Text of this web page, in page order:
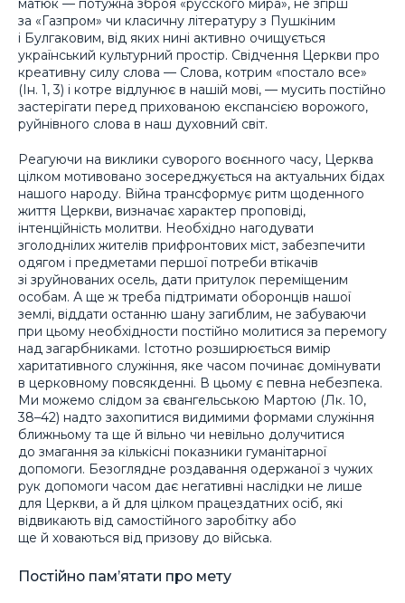
матюк — потужна зброя «русского мира», не згірш
за «Газпром» чи класичну літературу з Пушкіним
і Булгаковим, від яких нині активно очищується
український культурний простір. Свідчення Церкви про
креативну силу слова — Слова, котрим «постало все»
(Ін. 1, 3) і котре відлунює в нашій мові, — мусить постійно
застерігати перед прихованою експансією ворожого,
руйнівного слова в наш духовний світ.
Реагуючи на виклики суворого воєнного часу, Церква
цілком мотивовано зосереджується на актуальних бідах
нашого народу. Війна трансформує ритм щоденного
життя Церкви, визначає характер проповіді,
інтенційність молитви. Необхідно нагодувати
зголоднілих жителів прифронтових міст, забезпечити
одягом і предметами першої потреби втікачів
зі зруйнованих осель, дати притулок переміщеним
особам. А ще ж треба підтримати оборонців нашої
землі, віддати останню шану загиблим, не забуваючи
при цьому необхідности постійно молитися за перемогу
над загарбниками. Істотно розширюється вимір
харитативного служіння, яке часом починає домінувати
в церковному повсякденні. В цьому є певна небезпека.
Ми можемо слідом за євангельською Мартою (Лк. 10,
38–42) надто захопитися видимими формами служіння
ближньому та ще й вільно чи невільно долучитися
до змагання за кількісні показники гуманітарної
допомоги. Безоглядне роздавання одержаної з чужих
рук допомоги часом дає негативні наслідки не лише
для Церкви, а й для цілком працездатних осіб, які
відвикають від самостійного заробітку або
ще й ховаються від призову до війська.
Постійно пам’ятати про мету